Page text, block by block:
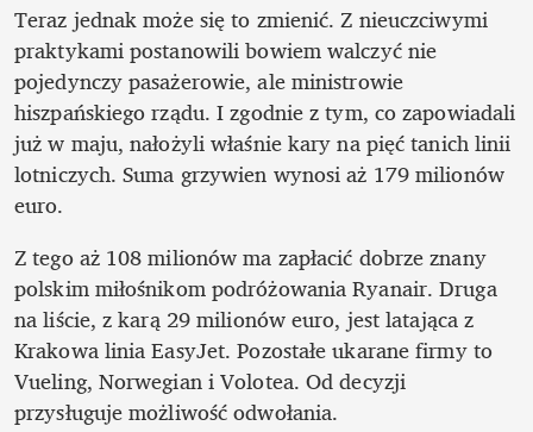
Teraz jednak może się to zmienić. Z nieuczciwymi
praktykami postanowili bowiem walczyć nie
pojedynczy pasażerowie, ale ministrowie
hiszpańskiego rządu. I zgodnie z tym, co zapowiadali
już w maju, nałożyli właśnie kary na pięć tanich linii
lotniczych. Suma grzywien wynosi aż 179 milionów
euro.
Z tego aż 108 milionów ma zapłacić dobrze znany
polskim miłośnikom podróżowania Ryanair. Druga
na liście, z karą 29 milionów euro, jest latająca z
Krakowa linia EasyJet. Pozostałe ukarane firmy to
Vueling, Norwegian i Volotea. Od decyzji
przysługuje możliwość odwołania.